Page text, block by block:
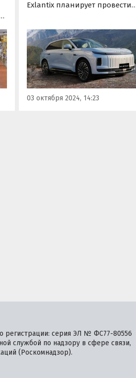
Exlantix планирует провести
ET с последовательной
гибридной силовой
установкой.
03 октября 2024, 14:23
регистрации: серия ЭЛ № ФС77-80556
службой по надзору в сфере связи,
(Роскомнадзор).